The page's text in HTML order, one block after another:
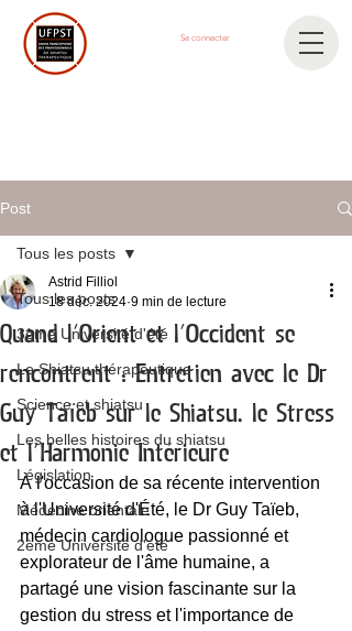
Se connecter
Post
Tous les posts
3ème Université d'été
Le Shiatsu thérapeutique
Science et shiatsu
Les belles histoires du shiatsu
Législation
Médecine orientale
2ème Université d'été
Tous les posts
Quand l'Orient et l'Occident se
rencontrent : Entretien avec le Dr
Guy Taïeb sur le Shiatsu, le Stress
et l'Harmonie Intérieure
Astrid Filliol
18 déc. 2024 9 min de lecture
À l'occasion de sa récente intervention
à l'Université d'Été, le Dr Guy Taïeb,
médecin cardiologue passionné et
explorateur de l'âme humaine, a
partagé une vision fascinante sur la
gestion du stress et l'importance de